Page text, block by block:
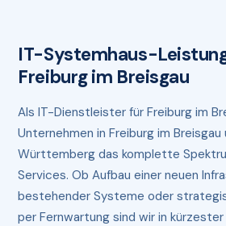
IT-Systemhaus-
Freiburg im Breisgau
Als IT-Dienstleister für Freiburg im
Unternehmen in Freiburg im Breisgau
Württemberg das komplette
Services. Ob Aufbau einer neuen
bestehender Systeme oder
per Fernwartung sind wir in